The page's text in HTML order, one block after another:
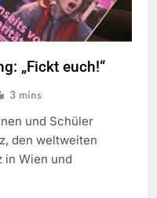
„Fickt euch!“
3 mins
und Schüler
den weltweiten
in Wien und